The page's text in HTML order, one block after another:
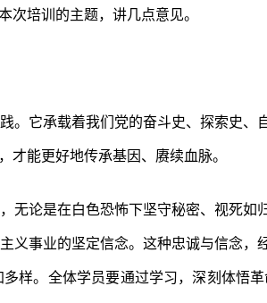
次培训的主题，讲几点意见。
。它承载着我们党的奋斗史、探索史、
能更好地传承基因、赓续血脉。
无论是在白色恐怖下坚守秘密、视死如
义事业的坚定信念。这种忠诚与信念，
样。全体学员要通过学习，深刻体悟